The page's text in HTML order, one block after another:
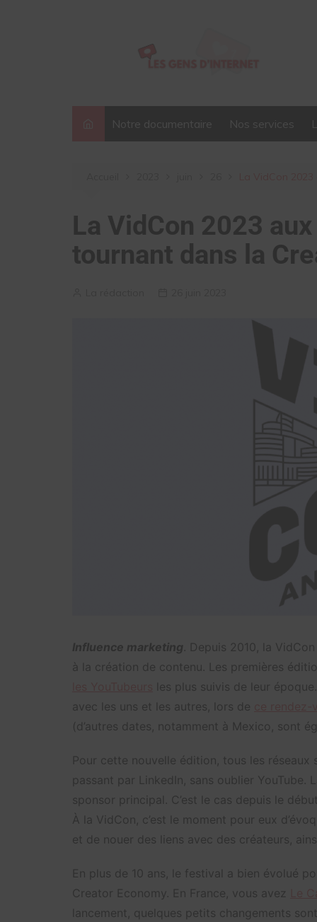
Notre documentaire Nos services
La VidCon 2023
tournant dans la
Influence marketing . Depuis 2010, la
à la création de contenu. Les premières
les plus suivis de leur
avec les uns et les autres, lors de
(d’autres dates, notamment à Mexico, sont
Pour cette nouvelle édition, tous les
passant par LinkedIn, sans oublier
sponsor principal. C’est le cas depuis le
À la VidCon, c’est le moment pour eux
et de nouer des liens avec des créateurs,
En plus de 10 ans, le festival a bien évolué
Creator Economy. En France, vous avez
lancement, quelques petits changements